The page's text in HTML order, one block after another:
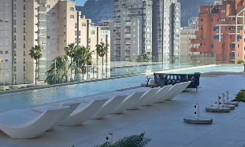
World
Thru